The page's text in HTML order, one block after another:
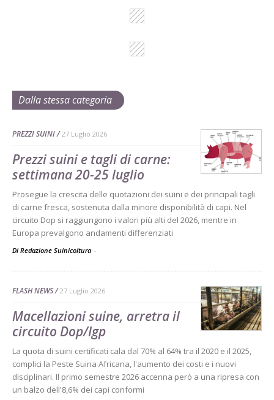
Dalla stessa categoria
PREZZI SUINI 27 Luglio 2026
Prezzi suini e tagli di carne:
settimana 20-25 luglio
Prosegue la crescita delle quotazioni dei suini e dei principali tagli
di carne fresca, sostenuta dalla minore disponibilità di capi. Nel
circuito Dop si raggiungono i valori più alti del 2026, mentre in
Europa prevalgono andamenti differenziati
Di Redazione Suinicoltura -
FLASH NEWS 27 Luglio 2026
Macellazioni suine, arretra il
circuito Dop/Igp
La quota di suini certificati cala dal 70% al 64% tra il 2020 e il 2025,
complici la Peste Suina Africana, l'aumento dei costi e i nuovi
disciplinari. Il primo semestre 2026 accenna però a una ripresa con
un balzo dell'8,6% dei capi conformi